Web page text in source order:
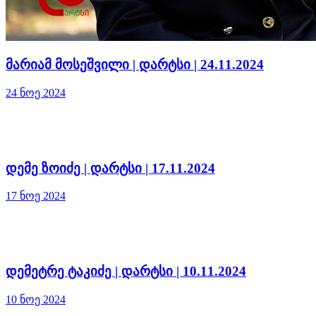
მარიამ მოსეშვილი | დარტსი | 24.11.2024
24 ნოე 2024
დემე ზოიძე | დარტსი | 17.11.2024
17 ნოე 2024
დემეტრე ტაკიძე | დარტსი | 10.11.2024
10 ნოე 2024